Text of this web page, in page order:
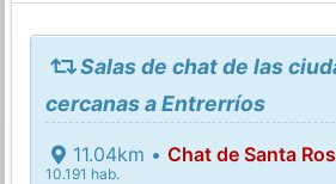
Salas de chat de las
cercanas a Entrerríos
11.04km • Chat de Santa
10.191 hab.